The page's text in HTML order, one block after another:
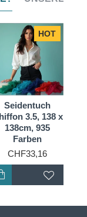
90
als auch
HOT
Seidentuch
3.5, 138 x
138cm, 935
Farben
CHF33,16